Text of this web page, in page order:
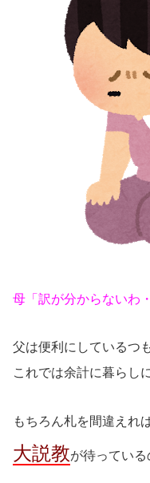
母「訳が分からないわ
父は便利にしているつ
これでは余計に暮らし
もちろん札を間違えれ
大説教が待っている